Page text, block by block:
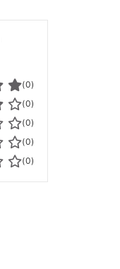
(0)
(0)
(0)
(0)
(0)